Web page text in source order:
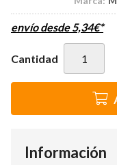
envío desde5,34€*
Cantidad
Información